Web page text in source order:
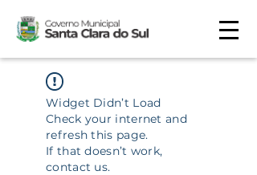
Widget Didn’t Load
Check your internet and
refresh this page.
If that doesn’t work,
contact us.